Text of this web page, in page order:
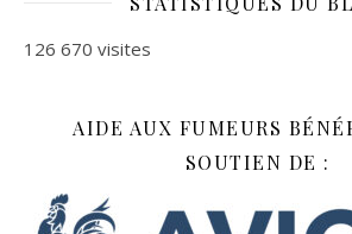
126 670 visites
AIDE AUX FUMEURS
SOUTIEN DE :